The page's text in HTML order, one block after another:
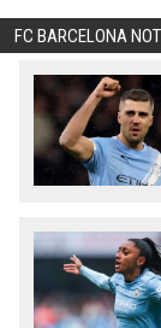
FC BARCELONA